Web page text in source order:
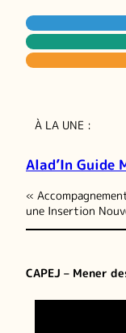
À LA UNE :
Alad’In Guide
«
une Insertion
CAPEJ – Mener